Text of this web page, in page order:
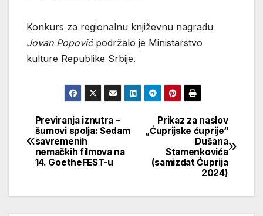
Konkurs za regionalnu književnu nagradu
Jovan Popović podržalo je Ministarstvo
kulture Republike Srbije.
Кретање
чланка
Prikaz za naslov
„Ćuprijske ćuprije“
Dušana
Stamenkovića
(samizdat Ćuprija
2024)
Previranja iznutra –
šumovi spolja: Sedam
savremenih
nemačkih filmova na
14. GoetheFEST-u